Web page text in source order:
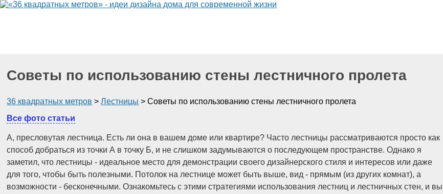
Советы по использованию стены лестничного пролета
36 квадратных метров >Лестницы >Советы по использованию стены лестничного пролета
Все фото статьи
А, пресловутая лестница. Есть ли она в вашем доме или квартире? Часто лестницы рассматриваются просто как
способ добраться из точки А в точку Б, и не слишком задумываются о последующем пространстве. Однако я
заметил, что лестницы - идеальное место для демонстрации своего дизайнерского стиля и интересов или даже
для того, чтобы быть полезными. Потолок на лестнице может быть выше, вид - прямым (из других комнат), а
возможности - бесконечными. Ознакомьтесь с этими стратегиями использования лестниц и лестничных стен, и вы